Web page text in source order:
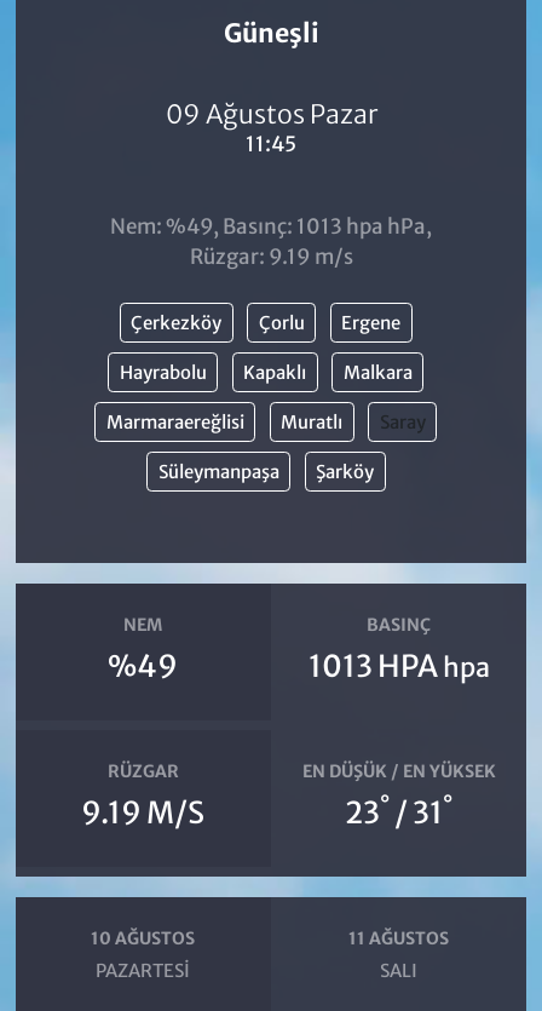
Güneşli
09 Ağustos Pazar
11:45
Nem: %49, Basınç: 1013 hpa hPa,
Rüzgar: 9.19 m/s
Çerkezköy Çorlu Ergene
Hayrabolu Kapaklı Malkara
Marmaraereğlisi Muratlı Saray
Süleymanpaşa Şarköy
NEM
%49
BASINÇ
1013 HPA hpa
RÜZGAR
9.19 M/S
EN DÜŞÜK / EN YÜKSEK
23° / 31°
10 AĞUSTOS
PAZARTESI
11 AĞUSTOS
SALI